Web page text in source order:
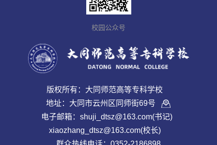
校园公众号
版权所有：大同师范高等专科学校
地址：大同市云州区同师街69号
电子邮箱：shuji_dtsz@163.com(书记)
xiaozhang_dtsz@163.com(校长)